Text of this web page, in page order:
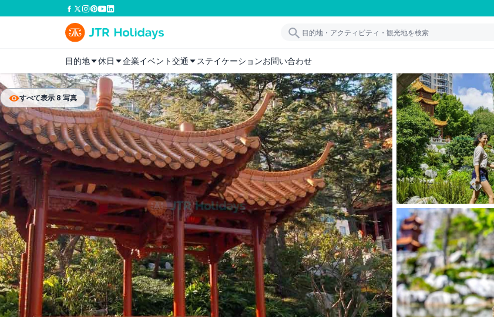
目的地 休日 企業イベント交通 ステイケーションお問い合わせ
すべて表示 8 写真